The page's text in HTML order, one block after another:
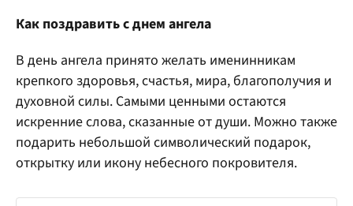
Как поздравить с днем ангела
В день ангела принято желать именинникам
крепкого здоровья, счастья, мира, благополучия и
духовной силы. Самыми ценными остаются
искренние слова, сказанные от души. Можно также
подарить небольшой символический подарок,
открытку или икону небесного покровителя.